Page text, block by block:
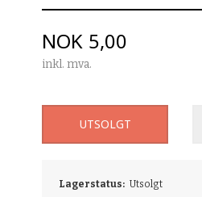
Pris
NOK 5,00
inkl. mva.
UTSOLGT
Lagerstatus: Utsolgt